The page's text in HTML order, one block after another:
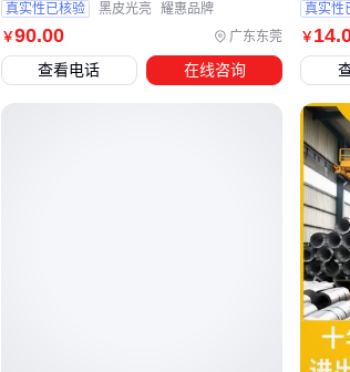
对于工业炉内衬等既需要耐高温
ZG40Cr25Ni20Si2等耐热铸钢
材料通过增加铬镍含量来提升抗
低可能带来的局部过热风险。
实际选型时建议绘制温度-压力
邻材料进行重叠比对。这个过
长期服役性能，这往往是材料
四、为什么焊接工艺直接影
采购T23钢后，焊接环节往往成
普通钢材，其耐热特性要求匹配
￥90.00 广东东莞
真实性已核验 黑皮光亮 耀惠品牌
查看电话 在线咨询
￥ 14
真实性